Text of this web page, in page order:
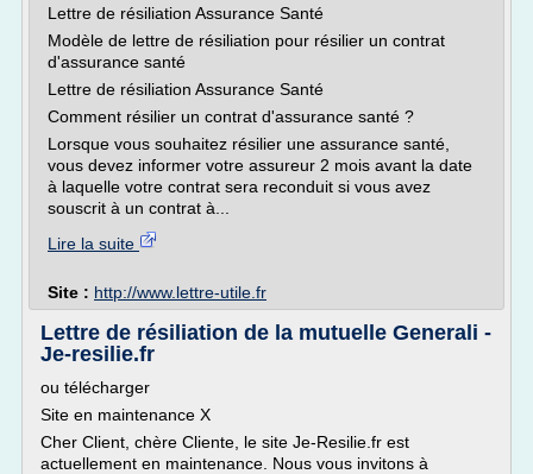
Lettre de résiliation Assurance Santé
Modèle de lettre de résiliation pour résilier un contrat
d'assurance santé
Lettre de résiliation Assurance Santé
Comment résilier un contrat d'assurance santé ?
Lorsque vous souhaitez résilier une assurance santé,
vous devez informer votre assureur 2 mois avant la date
à laquelle votre contrat sera reconduit si vous avez
souscrit à un contrat à...
Lire la suite
Site : http://www.lettre-utile.fr
Lettre de résiliation de la mutuelle Generali -
Je-resilie.fr
ou télécharger
Site en maintenance X
Cher Client, chère Cliente, le site Je-Resilie.fr est
actuellement en maintenance. Nous vous invitons à